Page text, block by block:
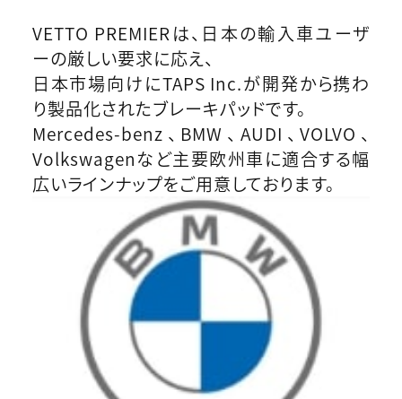
VETTO PREMIERは、日本の輸入車ユーザ
ーの厳しい要求に応え、
日本市場向けにTAPS Inc.が開発から携わ
り製品化されたブレーキパッドです。
Mercedes-benz、BMW、AUDI、VOLVO、
Volkswagenなど主要欧州車に適合する幅
広いラインナップをご用意しております。